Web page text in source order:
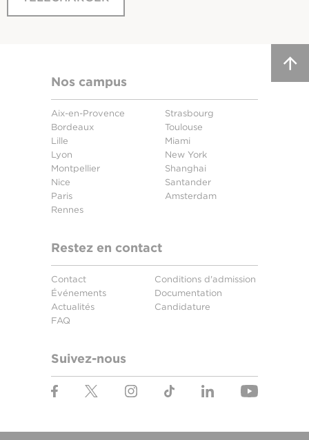
Nos campus
Aix-en-Provence
Bordeaux
Lille
Lyon
Montpellier
Nice
Paris
Rennes
Strasbourg
Toulouse
Miami
New York
Shanghai
Santander
Amsterdam
Restez en contact
Contact
Événements
Actualités
FAQ
Conditions d'admission
Documentation
Candidature
Suivez-nous